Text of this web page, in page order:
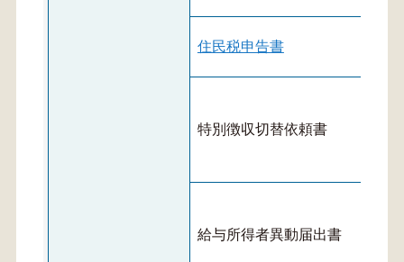
住民税申告書
特別徴収切替依頼書
給与所得者異動届出書